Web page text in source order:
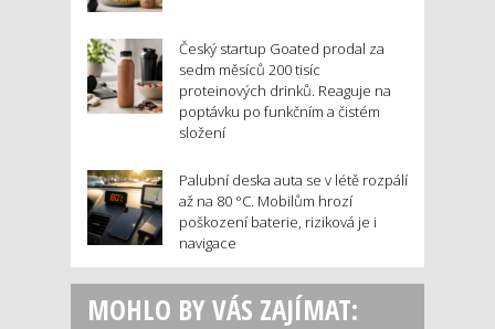
Český startup Goated prodal za
sedm měsíců 200 tisíc
proteinových drinků. Reaguje na
poptávku po funkčním a čistém
složení
Palubní deska auta se v létě rozpálí
až na 80 °C. Mobilům hrozí
poškození baterie, riziková je i
navigace
MOHLO BY VÁS ZAJÍMAT: